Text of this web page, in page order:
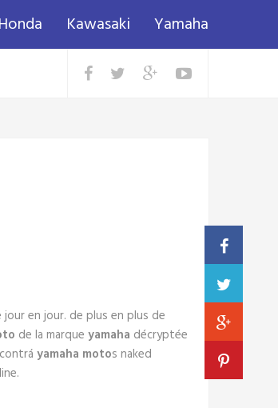
Honda Kawasaki Yamaha
en jour. de plus en plus de
de la marque yamaha décryptée
yamaha motos naked